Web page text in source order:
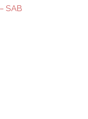
SAB